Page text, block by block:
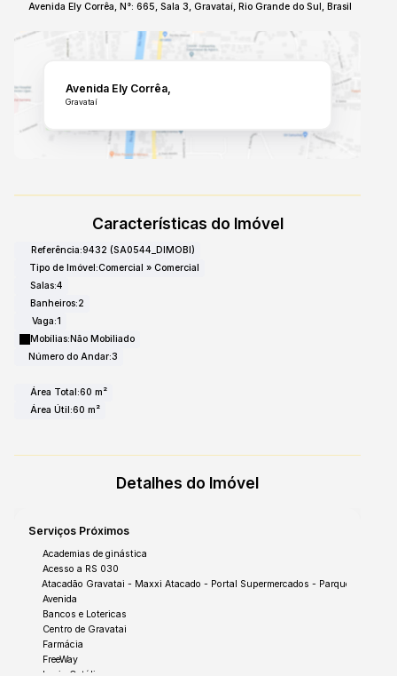
Avenida Ely Corrêa,N°: 665,Sala 3,Gravataí,Rio Grande do Sul,Brasil
Avenida Ely Corrêa
Gravataí
Características do Imóvel
Referência:9432 (SA0544_DIMOBI)
Tipo de Imóvel:Comercial » Comercial
Salas:4
Banheiros:2
Vaga:1
Mobílias:Não Mobiliado
Número do Andar:3
Área Total:60 m²
Área Útil:60 m²
Detalhes do Imóvel
Serviços Próximos
Academias de ginástica
Acesso a RS 030
Atacadão Gravatai - Maxxi Atacado - Portal Supermercados - Parque Olinda
Avenida
Bancos e Lotericas
Centro de Gravatai
Farmácia
FreeWay